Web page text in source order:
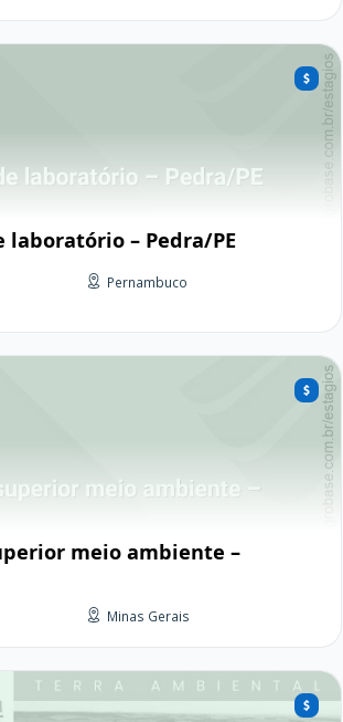
laboratório – Pedra/PE
Pernambuco
meio ambiente –
Minas Gerais